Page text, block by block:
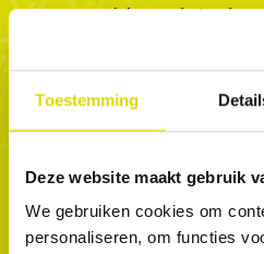
Toestemming
Deze website maakt gebruik
We gebruiken cookies om
personaliseren, om functies
passen zich aan de tand
wig en linguale vleugels
plaats houden, zodat er
handen gewerkt kan worden
optimale contactpunten en
aangrenzende tanden